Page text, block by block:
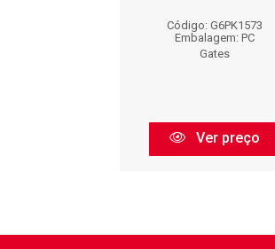
Código: G6PK1573
Embalagem: PC
Gates
Ver preço